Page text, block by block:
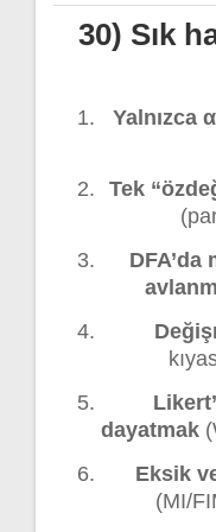
30) Sık
Yalnızca
Tek
dayatmak
Eksik
(MI/